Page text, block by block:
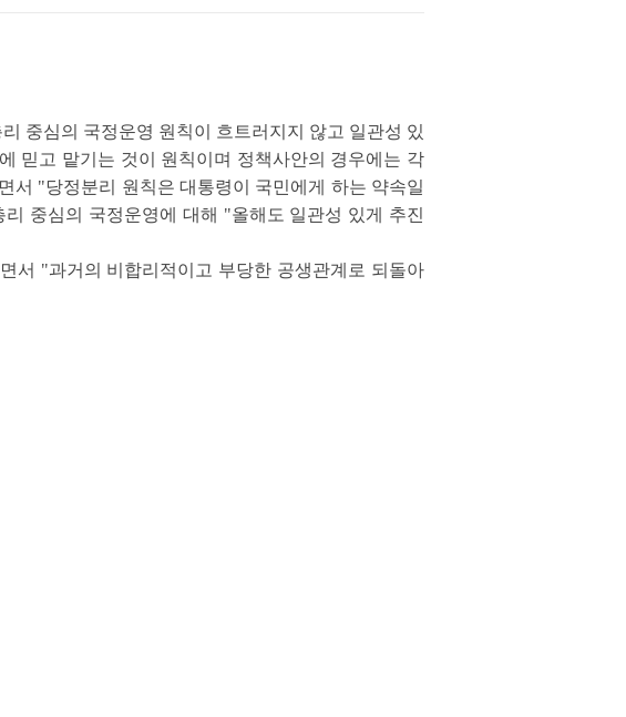
중심의 국정운영 원칙이 흐트러지지 않고 일관성 있
믿고 맡기는 것이 원칙이며 정책사안의 경우에는 각
서 "당정분리 원칙은 대통령이 국민에게 하는 약속일
중심의 국정운영에 대해 "올해도 일관성 있게 추진
서 "과거의 비합리적이고 부당한 공생관계로 되돌아